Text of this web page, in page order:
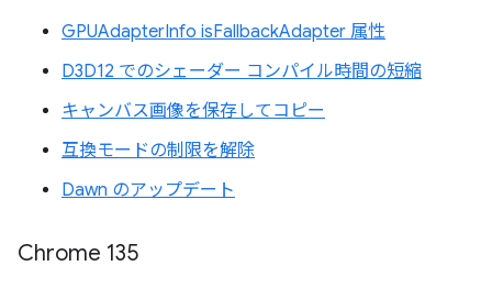
GPUAdapterInfo isFallbackAdapter 属性
D3D12 でのシェーダー コンパイル時間の短縮
キャンバス画像を保存してコピー
互換モードの制限を解除
Dawn のアップデート
Chrome 135